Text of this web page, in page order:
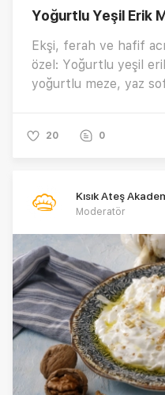
Yoğurtlu Yeşil Erik
Ekşi, ferah ve hafif
özel: Yoğurtlu yeşil
yoğurtlu meze, yaz
ekşiliğiyle buluşuyor.
Fark yaratan bu ferah
ulaşmak için hemen
20 0
Kısık Ateş
Moderatör